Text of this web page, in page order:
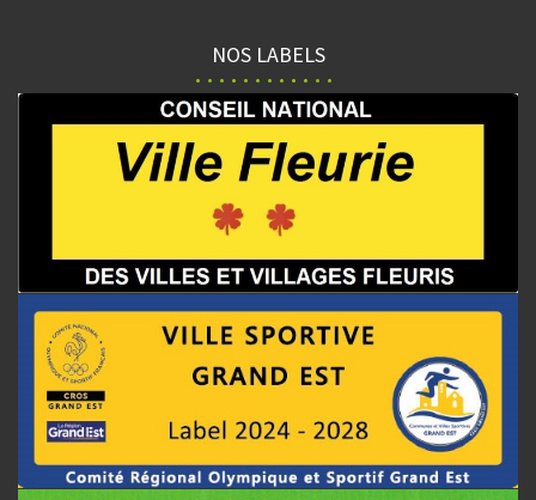
NOS LABELS